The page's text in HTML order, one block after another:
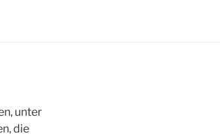
unter
die